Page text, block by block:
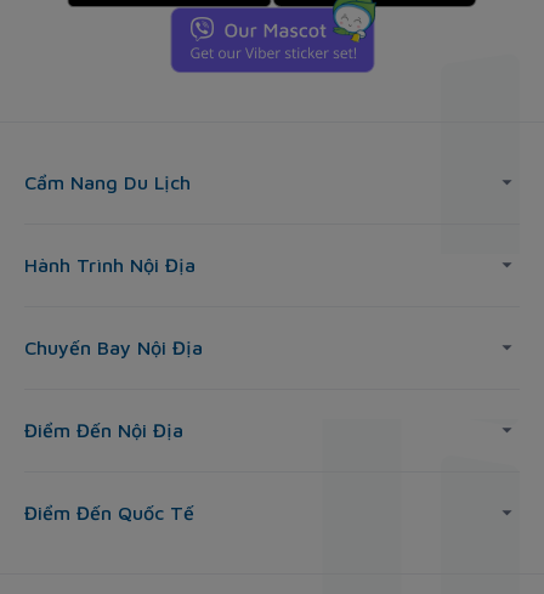
Cẩm Nang Du Lịch
Hành Trình Nội Địa
Chuyến Bay Nội Địa
Điểm Đến Nội Địa
Điểm Đến Quốc Tế